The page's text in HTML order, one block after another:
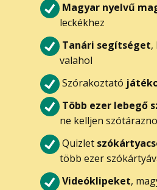
Magyar nyelvű
leckékhez
Tanári segítséget,
valahol
Szórakoztató
Több ezer lebegő
ne kelljen
Quizlet
több ezer
Videóklipeket,